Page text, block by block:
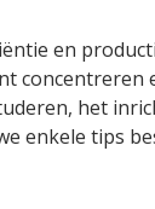
en
concentreren
het
enkele tips